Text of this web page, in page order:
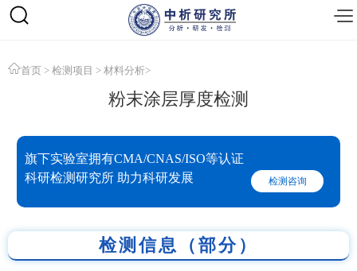
首页 > 检测项目 > 材料分析>
粉末涂层厚度检测
旗下实验室拥有CMA/CNAS/ISO等认证
科研检测研究所 助力科研发展
检测咨询
检测信息（部分）